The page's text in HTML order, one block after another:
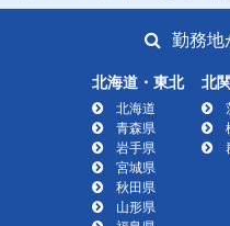
勤務地
北海道・東北
北海道
青森県
岩手県
宮城県
秋田県
山形県
北